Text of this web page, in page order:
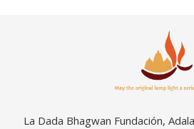
La Dada Bhagwan Fundación,